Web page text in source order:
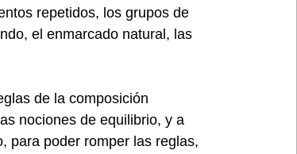
repetidos, los grupos de
el enmarcado natural, las
de la composición
nociones de equilibrio, y a
para poder romper las reglas,